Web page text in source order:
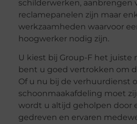
schilderwerken, aanbrengen
reclamepanelen zijn maar
werkzaamheden waarvoor
hoogwerker nodig zijn.
U kiest bij Group-F het juiste
bent u goed vertrokken om
Of u nu bij de verhuurdienst
schoonmaakafdeling moet
wordt u altijd geholpen door
gedreven en ervaren